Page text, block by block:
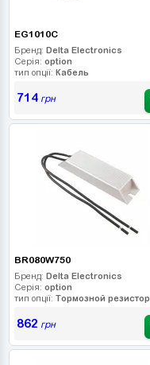
EG1010C
Бренд: Delta Electronics
Серія: option
тип опції: Кабель
714грн
BR080W750
Бренд: Delta Electronics
Серія: option
тип опції: Тормозной резистор
862 грн